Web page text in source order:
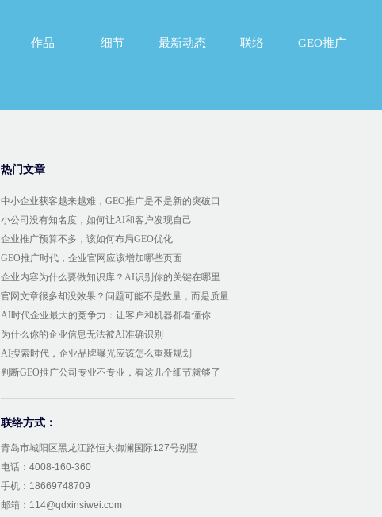
作品
细节
最新动态
联络
GEO推广
热门文章
中小企业获客越来越难，GEO推广是不是新的突破口
小公司没有知名度，如何让AI和客户发现自己
企业推广预算不多，该如何布局GEO优化
GEO推广时代，企业官网应该增加哪些页面
企业内容为什么要做知识库？AI识别你的关键在哪里
官网文章很多却没效果？问题可能不是数量，而是质量
AI时代企业最大的竞争力：让客户和机器都看懂你
为什么你的企业信息无法被AI准确识别
AI搜索时代，企业品牌曝光应该怎么重新规划
判断GEO推广公司专业不专业，看这几个细节就够了
联络方式：
青岛市城阳区黑龙江路恒大御澜国际127号别墅
电话：4008-160-360
手机：18669748709
邮箱：114@qdxinsiwei.com